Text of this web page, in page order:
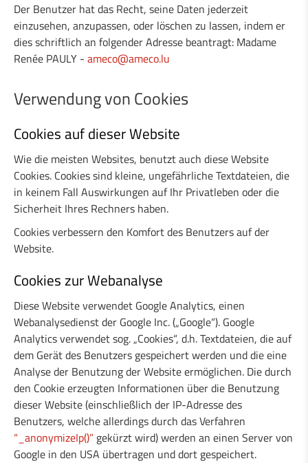
Der Benutzer hat das Recht, seine Daten jederzeit
einzusehen, anzupassen, oder löschen zu lassen, indem er
dies schriftlich an folgender Adresse beantragt: Madame
Renée PAULY - ameco@ameco.lu
Verwendung von Cookies
Cookies auf dieser Website
Wie die meisten Websites, benutzt auch diese Website
Cookies. Cookies sind kleine, ungefährliche Textdateien, die
in keinem Fall Auswirkungen auf Ihr Privatleben oder die
Sicherheit Ihres Rechners haben.
Cookies verbessern den Komfort des Benutzers auf der
Website.
Cookies zur Webanalyse
Diese Website verwendet Google Analytics, einen
Webanalysedienst der Google Inc. („Google“). Google
Analytics verwendet sog. „Cookies“, d.h. Textdateien, die auf
dem Gerät des Benutzers gespeichert werden und die eine
Analyse der Benutzung der Website ermöglichen. Die durch
den Cookie erzeugten Informationen über die Benutzung
dieser Website (einschließlich der IP-Adresse des
Benutzers, welche allerdings durch das Verfahren
“_anonymizeIp()” gekürzt wird) werden an einen Server von
Google in den USA übertragen und dort gespeichert.